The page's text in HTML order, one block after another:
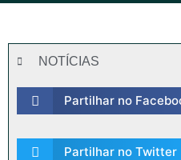
NOTÍCIAS
Partilhar no
Partilhar no Twitter